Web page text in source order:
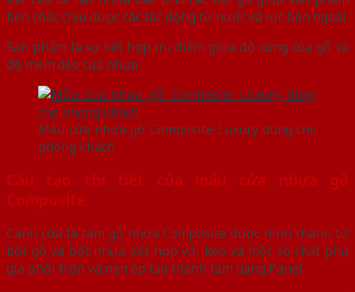
bền chắc chịu được các tác động từ nước và lực bên ngoài
Sản phẩm là sự kết hợp ưu điểm giữa độ cứng của gỗ và
độ mềm dẻo của nhựa
Mẫu cửa nhựa gỗ Composite Luxury dùng cho
phòng khách
Cấu tạo chi tiết của mẫu cửa nhựa gỗ
Composite
Cánh cửa là tấm gỗ nhựa Composite được hình thành từ
bột gỗ và bột nhựa kết hợp với keo và một số chất phụ
gia phối trộn và nén ép tạo thành tấm dạng Panel